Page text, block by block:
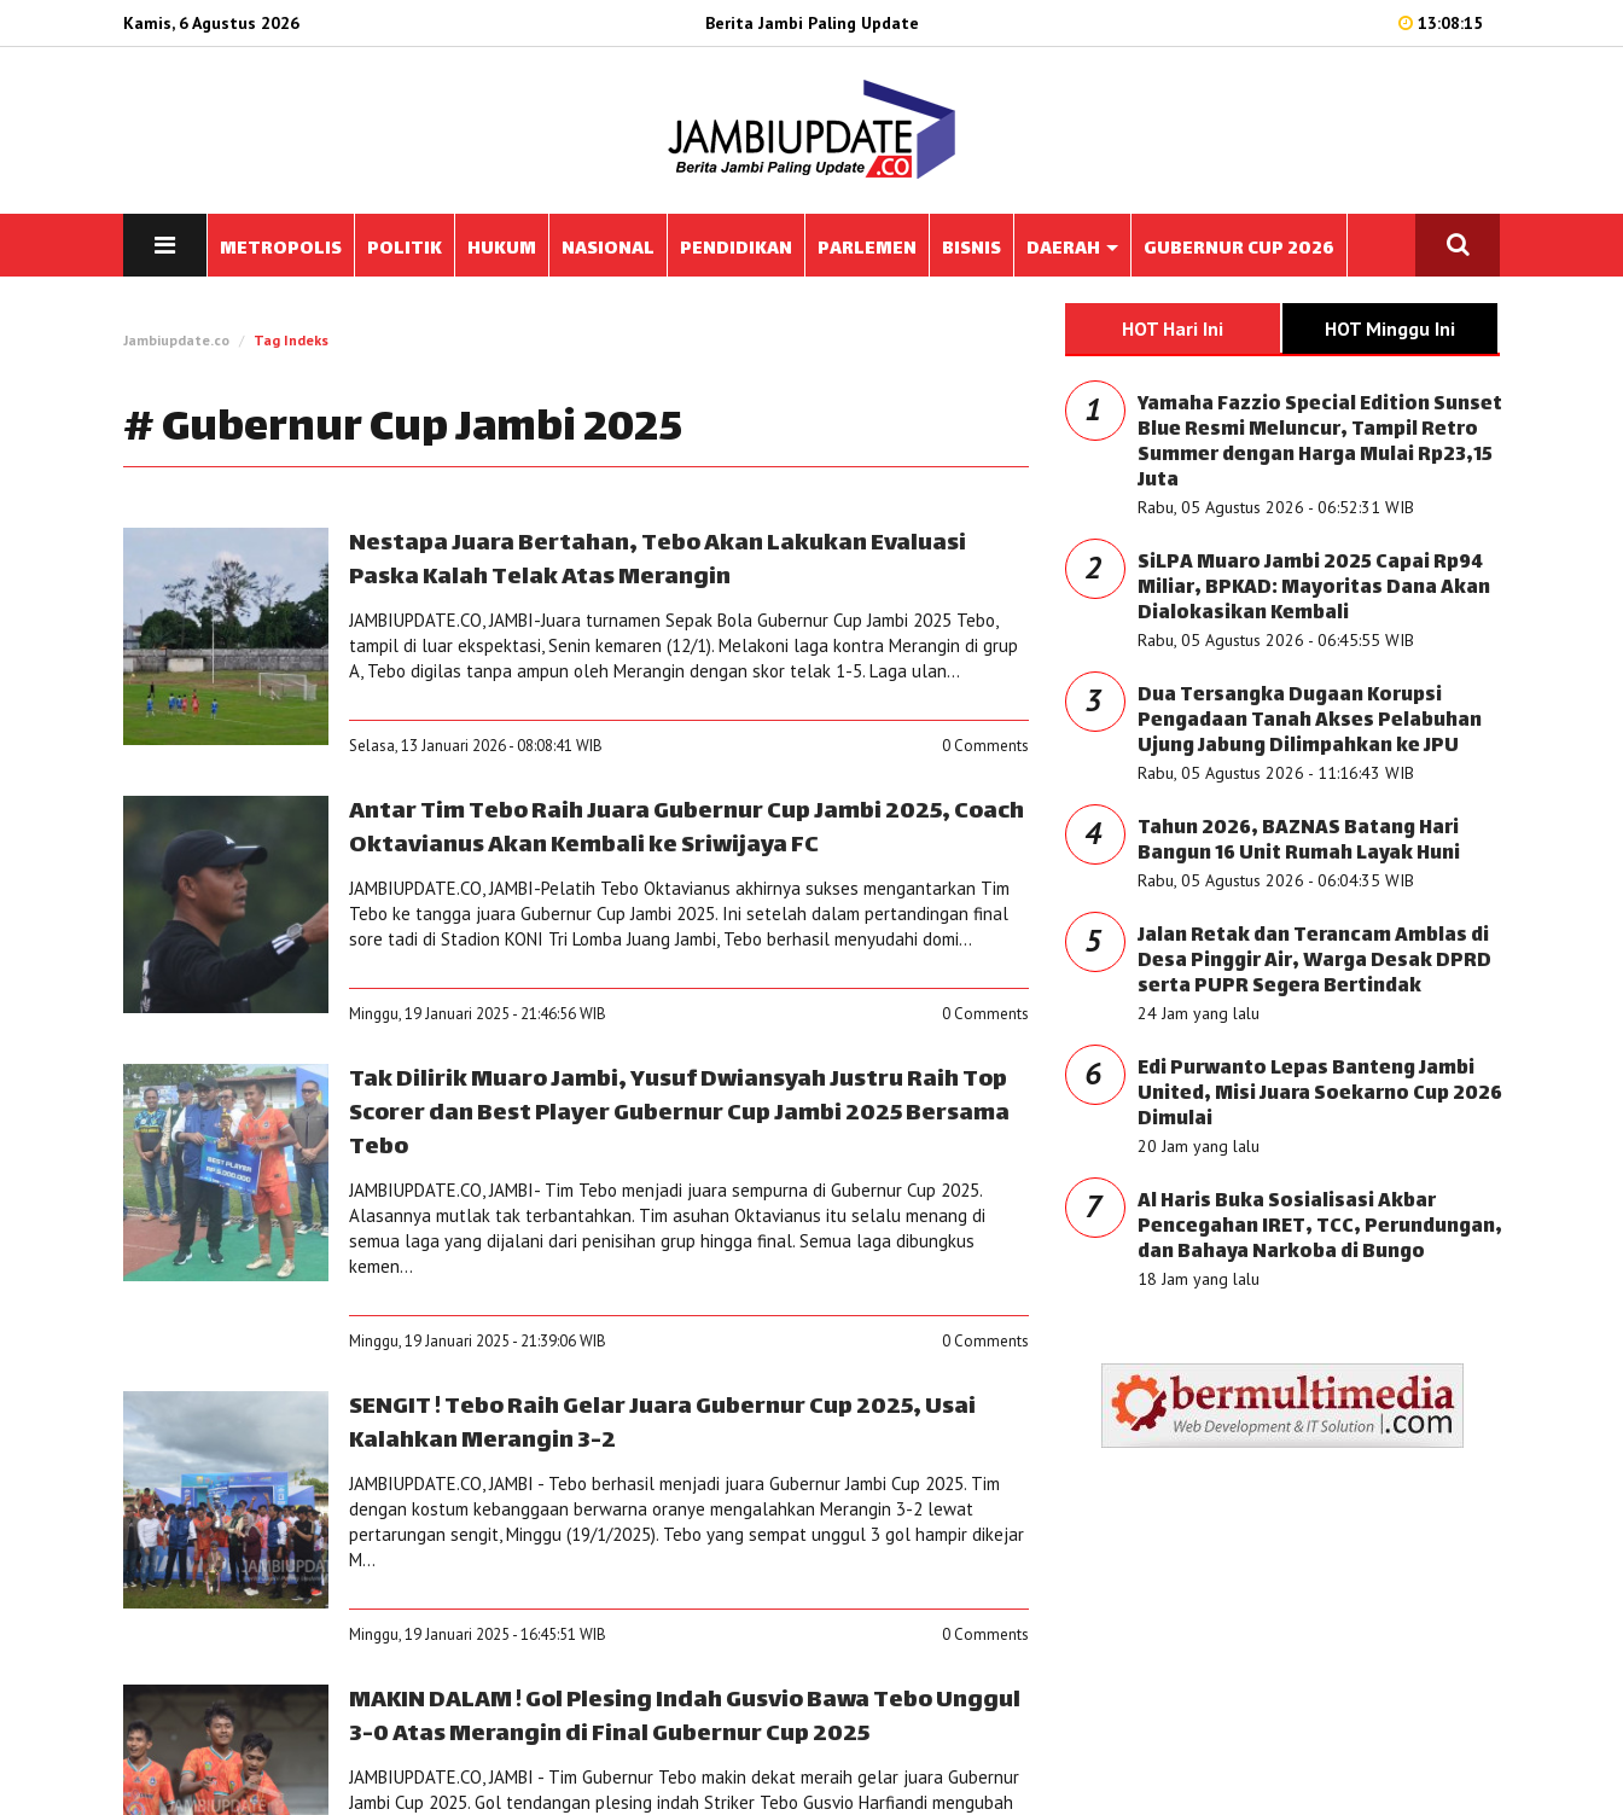
Kamis, 6 Agustus 2026 Berita Jambi Paling Update 13:08:15
METROPOLIS POLITIK HUKUM NASIONAL PENDIDIKAN PARLEMEN BISNIS DAERAH GUBERNUR CUP 2026
Jambiupdate.co Tag Indeks
# Gubernur Cup Jambi 2025
Nestapa Juara Bertahan, Tebo Akan Lakukan Evaluasi
Paska Kalah Telak Atas Merangin
JAMBIUPDATE.CO, JAMBI-Juara turnamen Sepak Bola Gubernur Cup Jambi 2025 Tebo,
tampil di luar ekspektasi, Senin kemaren (12/1). Melakoni laga kontra Merangin di grup
A, Tebo digilas tanpa ampun oleh Merangin dengan skor telak 1-5. Laga ulan...
Selasa, 13 Januari 2026 - 08:08:41 WIB 0 Comments
Antar Tim Tebo Raih Juara Gubernur Cup Jambi 2025, Coach
Oktavianus Akan Kembali ke Sriwijaya FC
JAMBIUPDATE.CO, JAMBI-Pelatih Tebo Oktavianus akhirnya sukses mengantarkan Tim
Tebo ke tangga juara Gubernur Cup Jambi 2025. Ini setelah dalam pertandingan final
sore tadi di Stadion KONI Tri Lomba Juang Jambi, Tebo berhasil menyudahi domi...
Minggu, 19 Januari 2025 - 21:46:56 WIB 0 Comments
Tak Dilirik Muaro Jambi, Yusuf Dwiansyah Justru Raih Top
Scorer dan Best Player Gubernur Cup Jambi 2025 Bersama
Tebo
JAMBIUPDATE.CO, JAMBI- Tim Tebo menjadi juara sempurna di Gubernur Cup 2025.
Alasannya mutlak tak terbantahkan. Tim asuhan Oktavianus itu selalu menang di
semua laga yang dijalani dari penisihan grup hingga final. Semua laga dibungkus
kemen...
Minggu, 19 Januari 2025 - 21:39:06 WIB 0 Comments
SENGIT ! Tebo Raih Gelar Juara Gubernur Cup 2025, Usai
Kalahkan Merangin 3-2
JAMBIUPDATE.CO, JAMBI - Tebo berhasil menjadi juara Gubernur Jambi Cup 2025. Tim
dengan kostum kebanggaan berwarna oranye mengalahkan Merangin 3-2 lewat
pertarungan sengit, Minggu (19/1/2025). Tebo yang sempat unggul 3 gol hampir dikejar
M...
Minggu, 19 Januari 2025 - 16:45:51 WIB 0 Comments
MAKIN DALAM ! Gol Plesing Indah Gusvio Bawa Tebo Unggul
3-0 Atas Merangin di Final Gubernur Cup 2025
JAMBIUPDATE.CO, JAMBI - Tim Gubernur Tebo makin dekat meraih gelar juara Gubernur
Jambi Cup 2025. Gol tendangan plesing indah Striker Tebo Gusvio Harfiandi mengubah
HOT Hari Ini HOT Minggu Ini
1 Yamaha Fazzio Special Edition Sunset
Blue Resmi Meluncur, Tampil Retro
Summer dengan Harga Mulai Rp23,15
Juta
Rabu, 05 Agustus 2026 - 06:52:31 WIB
2 SiLPA Muaro Jambi 2025 Capai Rp94
Miliar, BPKAD: Mayoritas Dana Akan
Dialokasikan Kembali
Rabu, 05 Agustus 2026 - 06:45:55 WIB
3 Dua Tersangka Dugaan Korupsi
Pengadaan Tanah Akses Pelabuhan
Ujung Jabung Dilimpahkan ke JPU
Rabu, 05 Agustus 2026 - 11:16:43 WIB
4 Tahun 2026, BAZNAS Batang Hari
Bangun 16 Unit Rumah Layak Huni
Rabu, 05 Agustus 2026 - 06:04:35 WIB
5 Jalan Retak dan Terancam Amblas di
Desa Pinggir Air, Warga Desak DPRD
serta PUPR Segera Bertindak
24 Jam yang lalu
6 Edi Purwanto Lepas Banteng Jambi
United, Misi Juara Soekarno Cup 2026
Dimulai
20 Jam yang lalu
7 Al Haris Buka Sosialisasi Akbar
Pencegahan IRET, TCC, Perundungan,
dan Bahaya Narkoba di Bungo
18 Jam yang lalu